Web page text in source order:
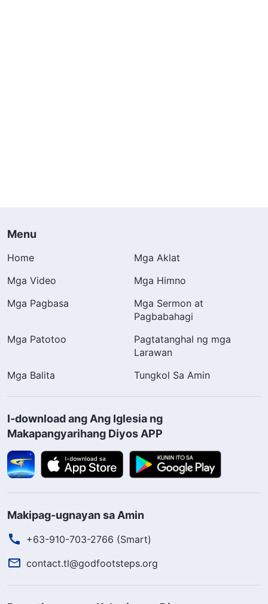
Menu
Home
Mga Aklat
Mga Video
Mga Himno
Mga Pagbasa
Mga Sermon at
Pagbabahagi
Mga Patotoo
Pagtatanghal ng mga
Larawan
Mga Balita
Tungkol Sa Amin
I-download ang Ang Iglesia ng
Makapangyarihang Diyos APP
Makipag-ugnayan sa Amin
+63-910-703-2766 (Smart)
contact.tl@godfootsteps.org